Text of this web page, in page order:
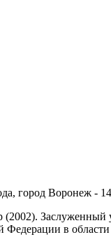
город Воронеж -
Федерации в